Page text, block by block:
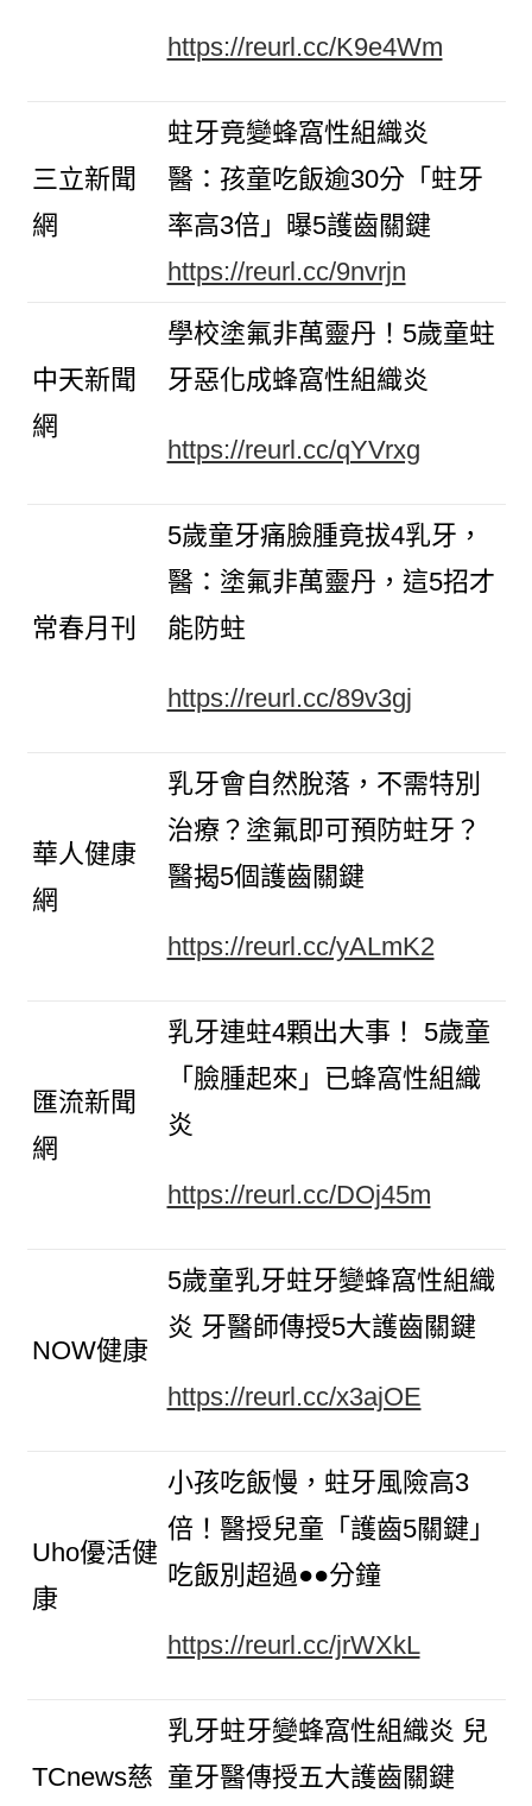
https://reurl.cc/K9e4Wm
三立新聞
網
蛀牙竟變蜂窩性組織炎
醫：孩童吃飯逾30分「蛀牙
率高3倍」曝5護齒關鍵
https://reurl.cc/9nvrjn
中天新聞
網
學校塗氟非萬靈丹！5歲童蛀
牙惡化成蜂窩性組織炎
https://reurl.cc/qYVrxg
常春月刊
5歲童牙痛臉腫竟拔4乳牙，
醫：塗氟非萬靈丹，這5招才
能防蛀
https://reurl.cc/89v3gj
華人健康
網
乳牙會自然脫落，不需特別
治療？塗氟即可預防蛀牙？
醫揭5個護齒關鍵
https://reurl.cc/yALmK2
匯流新聞
網
乳牙連蛀4顆出大事！ 5歲童
「臉腫起來」已蜂窩性組織
炎
https://reurl.cc/DOj45m
NOW健康
5歲童乳牙蛀牙變蜂窩性組織
炎 牙醫師傳授5大護齒關鍵
https://reurl.cc/x3ajOE
Uho優活健
康
小孩吃飯慢，蛀牙風險高3
倍！醫授兒童「護齒5關鍵」
吃飯別超過●●分鐘
https://reurl.cc/jrWXkL
TCnews慈
乳牙蛀牙變蜂窩性組織炎 兒
童牙醫傳授五大護齒關鍵